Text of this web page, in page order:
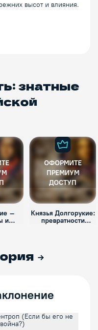
высот и влияния.
знатные
–
и
ОФОРМИТЕ
ПРЕМИУМ
ДОСТУП
Князья Долгорукие:
превратности
(Если бы его не